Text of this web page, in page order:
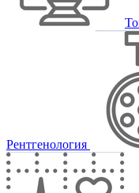
Рентгенология